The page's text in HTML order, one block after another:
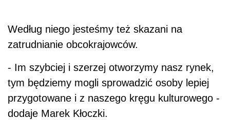
Według niego jesteśmy też skazani na
zatrudnianie obcokrajowców.
- Im szybciej i szerzej otworzymy nasz rynek,
tym będziemy mogli sprowadzić osoby lepiej
przygotowane i z naszego kręgu kulturowego -
dodaje Marek Kłoczki.